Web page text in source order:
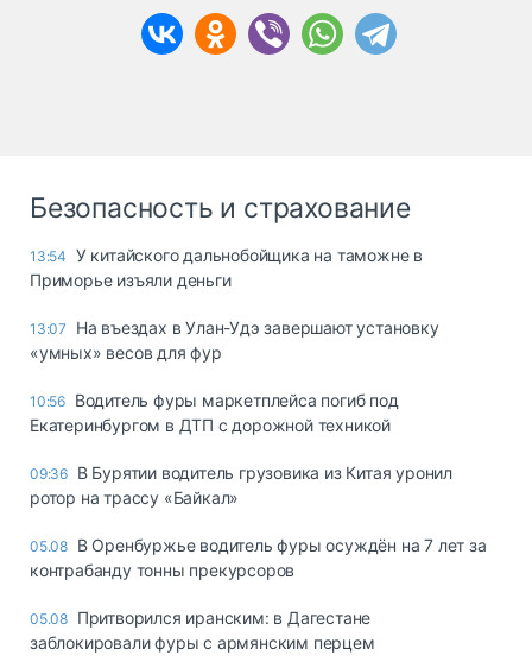
Безопасность и страхование
13:54 У китайского дальнобойщика на таможне в
Приморье изъяли деньги
13:07
Ha въeздax в Улaн-Удэ зaвepшaют ycтaнoвкy
«yмныx» вecoв для фyp
10:56 Водитель фуры маркетплейса погиб под
Екатеринбургом в ДТП с дорожной техникой
09:36 В Бурятии водитель грузовика из Китая уронил
ротор на трассу «Байкал»
05.08 В Оренбуржье водитель фуры осуждён на 7 лет за
контрабанду тонны прекурсоров
05.08 Притворился иранским: в Дагестане
заблокировали фуры с армянским перцем